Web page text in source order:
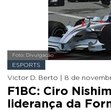
Foto: Divulgação
ESPORTS
Victor D. Berto | 8 de
F1BC: Ciro
liderança da